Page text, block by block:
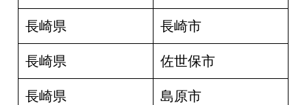
長崎県 長崎市
長崎県 佐世保市
長崎県 島原市